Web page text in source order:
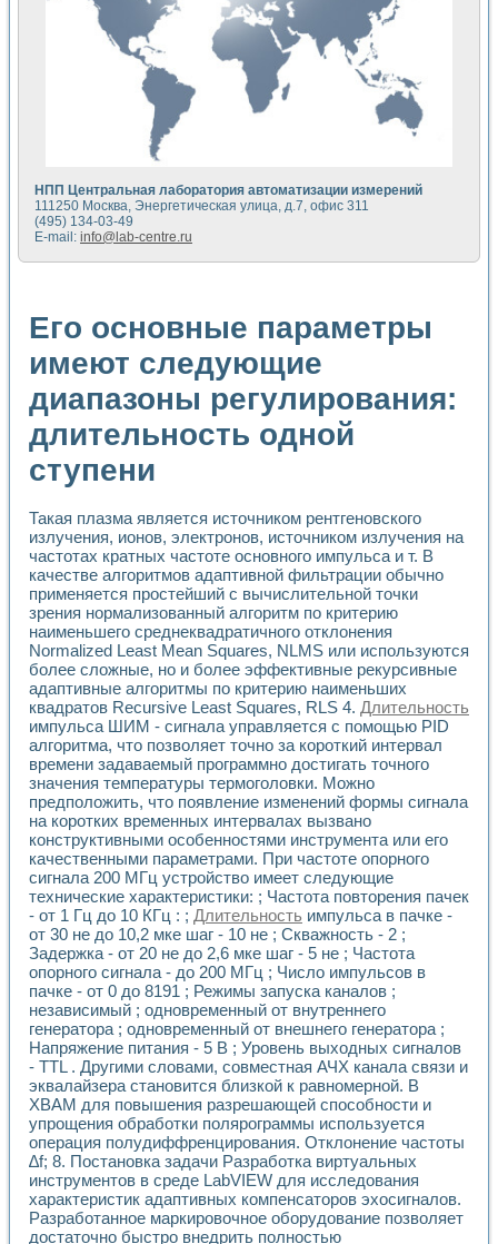
Устройство для снятия вольт-амперных характеристик
Передовые научные технологии: нано-, фемто-,
Автоматизированная установка по измерению временных
Автоматизированный лабораторный комплекс на базе
Визуализация моделирования и оптимизации тепловой
Виртуальный прибор для исследования функциональных
Исследование возможности создания экономичного
Исследование кинетики движения макрочастиц в
Метод прогнозирования свойств дисперсных продуктов
Недорогая система управления сверхпроводящим
Применение технологий NI в курсе экспериментальной
Расчет переноса аэрозоля и выпадения осадка в
Применение NI VISION для геометрического анализа в
Система температурной стабилизации
Управление движением с помощью программно -
Определение параметров всплывающих газовых
Система управления асинхронным тиристорным
Лазерный профилометр
Применение средств NATIONAL INSTRUMENTS для
Разработка автоматизированного стенда для
Высокочувствительные оптоэлектронные
Установка для измерения диэлектрических свойств
Исследование кинетики зарождения и развития
Лабораторный электрический импедансный томограф на
Микрозондовая система для характеризации
Метод траекторий в исследовании
Промышленная автоматизация
Автоматизация технологических процессов получения
Использование систем технического зрения для контроля
Исследование электромагнитных переходных процессов
Применение LabVIEW при разработке обучающих
Разработка виртуальных тренажеров путем
Система блокировок, сигнализации и защиты ускорителя
Система сбора данных и управления процессом
Управление температурой газовой среды специальной
Разработка программного обеспечения с
Использование технологий NATIONAL INSTRUMENTS
Оборудование для промышленной термотрансферной
Автоматизация реометрических исследований на базе
Применение измерителя иммитанса для исследова¬ния
Исследование электромагнитных переходных процессов
Стенд для исследования электрических переходных
Автоматизация контроля сварных швов на базе
Измерительный контроль с применением
Моделирование надежности и эффективности систем
Лабораторные практикумы и учебные стенды
Автоматизация лабораторного стенда по измерению
Автоматизированные лабораторные комплексы для
Виртуальный прибор для исследования нелинейных
Использование виртуальных приборов в процесе
Использование программ ELECTRONICS WORKBENCH-
Лабораторный практикум по дисциплине «Цифровые
Лабораторный практикум по ИНС на основе LabVIEW
Лабораторный практикум по основам теории коммутации
Опыт использования NI LabVIEW для создания
НПП Центральная лаборатория автоматизации измерений
111250 Москва, Энергетическая улица, д.7, офис 311
(495) 134-03-49
E-mail: info@lab-centre.ru
Его основные параметры
имеют следующие
диапазоны регулирования:
длительность одной
ступени
Такая плазма является источником рентгеновского
излучения, ионов, электронов, источником излучения на
частотах кратных частоте основного импульса и т. В
качестве алгоритмов адаптивной фильтрации обычно
применяется простейший с вычислительной точки
зрения нормализованный алгоритм по критерию
наименьшего среднеквадратичного отклонения
Normalized Least Mean Squares, NLMS или используются
более сложные, но и более эффективные рекурсивные
адаптивные алгоритмы по критерию наименьших
квадратов Recursive Least Squares, RLS 4. Длительность
импульса ШИМ - сигнала управляется с помощью PID
алгоритма, что позволяет точно за короткий интервал
времени задаваемый программно достигать точного
значения температуры термоголовки. Можно
предположить, что появление изменений формы сигнала
на коротких временных интервалах вызвано
конструктивными особенностями инструмента или его
качественными параметрами. При частоте опорного
сигнала 200 МГц устройство имеет следующие
технические характеристики: ; Частота повторения пачек
- от 1 Гц до 10 КГц : ; Длительность импульса в пачке -
от 30 не до 10,2 мке шаг - 10 не ; Скважность - 2 ;
Задержка - от 20 не до 2,6 мке шаг - 5 не ; Частота
опорного сигнала - до 200 МГц ; Число импульсов в
пачке - от 0 до 8191 ; Режимы запуска каналов ;
независимый ; одновременный от внутреннего
генератора ; одновременный от внешнего генератора ;
Напряжение питания - 5 В ; Уровень выходных сигналов
- TTL . Другими словами, совместная АЧХ канала связи и
эквалайзера становится близкой к равномерной. В
ХВАМ для повышения разрешающей способности и
упрощения обработки полярограммы используется
операция полудиффренцирования. Отклонение частоты
∆f; 8. Постановка задачи Разработка виртуальных
инструментов в среде LabVIEW для исследования
характеристик адаптивных компенсаторов эхосигналов.
Разработанное маркировочное оборудование позволяет
достаточно быстро внедрить полностью